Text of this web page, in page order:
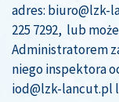
adres: biuro@lzk-
225 7292, lub
Administratorem
niego inspektora
iod@lzk-lancut.pl